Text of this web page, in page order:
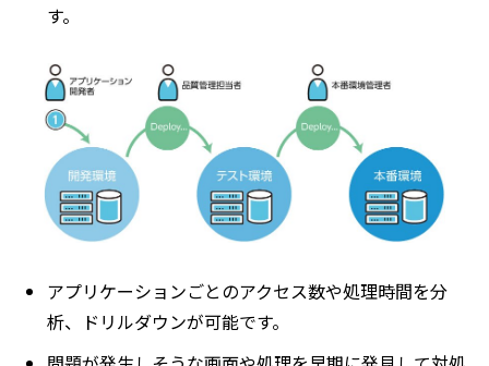
す。
アプリケーションごとのアクセス数や処理時間を分
析、ドリルダウンが可能です。